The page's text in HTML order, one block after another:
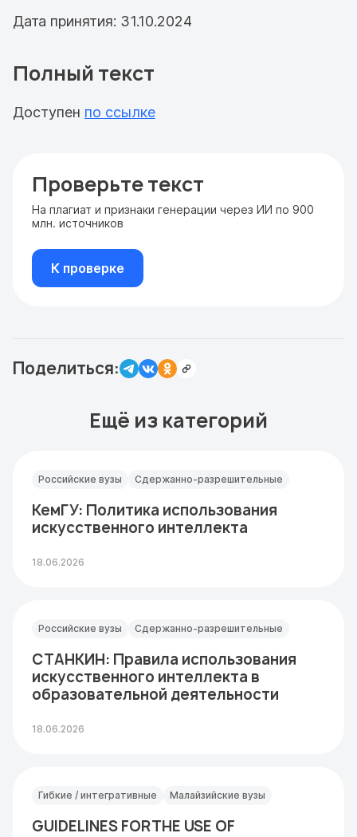
Дата принятия: 31.10.2024
Полный текст
Доступен по ссылке
Проверьте текст
На плагиат и признаки генерации через ИИ по 900
млн. источников
К проверке
Поделиться:
Ещё из категорий
Российские вузы Сдержанно-разрешительные
КемГУ: Политика использования
искусственного интеллекта
18.06.2026
Российские вузы Сдержанно-разрешительные
СТАНКИН: Правила использования
искусственного интеллекта в
образовательной деятельности
18.06.2026
Гибкие / интегративные Малайзийские вузы
GUIDELINES FORTHE USE OF